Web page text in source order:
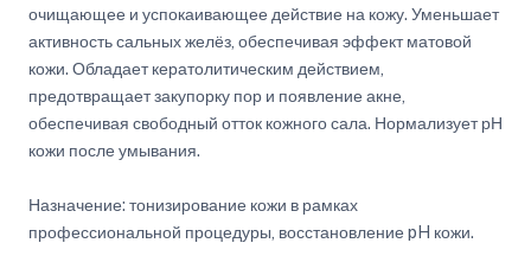
очищающее и успокаивающее действие на кожу. Уменьшает
активность сальных желёз, обеспечивая эффект матовой
кожи. Обладает кератолитическим действием,
предотвращает закупорку пор и появление акне,
обеспечивая свободный отток кожного сала. Нормализует рН
кожи после умывания.
Назначение: тонизирование кожи в рамках
профессиональной процедуры, восстановление pH кожи.